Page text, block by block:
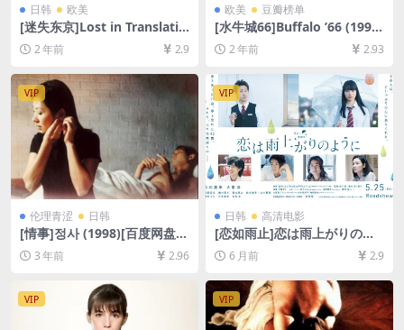
日韩 欧美
[迷失东京]Lost in Translatio
n (2003)[百度网盘+夸克网盘1
080P超清未删减资源][网盘在
线播放/下载][MP4/6.7GB][中
英字幕]
2 年前 2.9
欧美 豆瓣榜单
[水牛城66]Buffalo ’66 (1998)
[百度网盘+夸克网盘1080P超
清未删减资源][网盘在线播放/
下载][MP4/7.3GB][中英字幕]
2 年前 2.93
VIP
伦理青涩 日韩
[情事]정사 (1998)[百度网盘
+迅雷云盘资源1080P超清未
删减][MP4/6GB][韩语中字]
3 年前 2.96
VIP
日韩 高清电影
[恋如雨止]恋は雨上がりのよ
うに (2018)[百度网盘+夸克网
盘1080P超清未删减资源][网
B][中文字幕]
6 月前 2.9
VIP VIP